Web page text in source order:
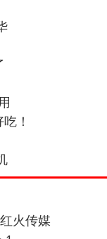
！
火传媒